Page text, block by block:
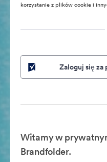
korzystanie z plików cookie i
Zaloguj się za
Witamy w
Brandfolder.